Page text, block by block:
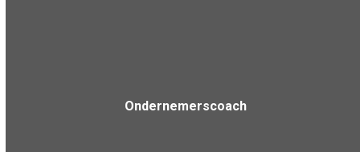
Ondernemerscoach